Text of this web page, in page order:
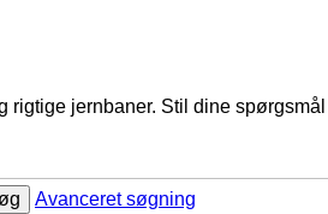
rigtige jernbaner. Stil dine spørgsmål
Avanceret søgning